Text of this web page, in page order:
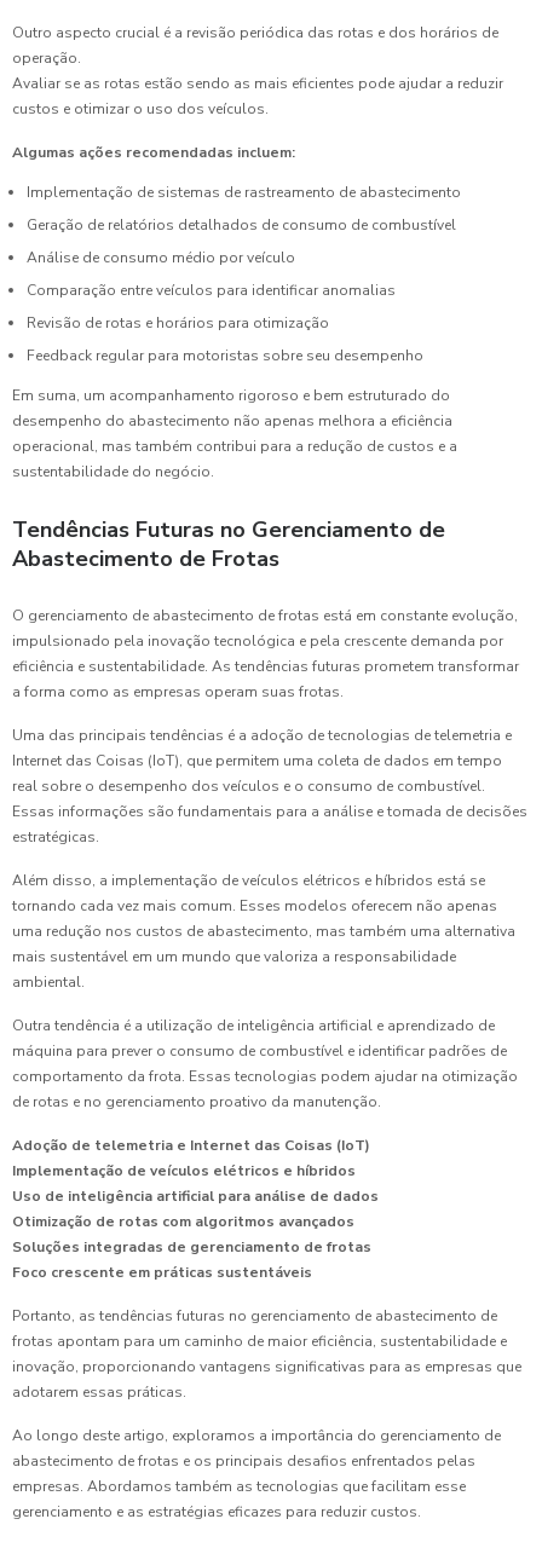
Outro aspecto crucial é a revisão periódica das rotas e dos horários de
operação.
Avaliar se as rotas estão sendo as mais eficientes pode ajudar a reduzir
custos e otimizar o uso dos veículos.
Algumas ações recomendadas incluem:
Implementação de sistemas de rastreamento de abastecimento
Geração de relatórios detalhados de consumo de combustível
Análise de consumo médio por veículo
Comparação entre veículos para identificar anomalias
Revisão de rotas e horários para otimização
Feedback regular para motoristas sobre seu desempenho
Em suma, um acompanhamento rigoroso e bem estruturado do
desempenho do abastecimento não apenas melhora a eficiência
operacional, mas também contribui para a redução de custos e a
sustentabilidade do negócio.
Tendências Futuras no Gerenciamento de
Abastecimento de Frotas
O gerenciamento de abastecimento de frotas está em constante evolução,
impulsionado pela inovação tecnológica e pela crescente demanda por
eficiência e sustentabilidade. As tendências futuras prometem transformar
a forma como as empresas operam suas frotas.
Uma das principais tendências é a adoção de tecnologias de telemetria e
Internet das Coisas (IoT), que permitem uma coleta de dados em tempo
real sobre o desempenho dos veículos e o consumo de combustível.
Essas informações são fundamentais para a análise e tomada de decisões
estratégicas.
Além disso, a implementação de veículos elétricos e híbridos está se
tornando cada vez mais comum. Esses modelos oferecem não apenas
uma redução nos custos de abastecimento, mas também uma alternativa
mais sustentável em um mundo que valoriza a responsabilidade
ambiental.
Outra tendência é a utilização de inteligência artificial e aprendizado de
máquina para prever o consumo de combustível e identificar padrões de
comportamento da frota. Essas tecnologias podem ajudar na otimização
de rotas e no gerenciamento proativo da manutenção.
Adoção de telemetria e Internet das Coisas (IoT)
Implementação de veículos elétricos e híbridos
Uso de inteligência artificial para análise de dados
Otimização de rotas com algoritmos avançados
Soluções integradas de gerenciamento de frotas
Foco crescente em práticas sustentáveis
Portanto, as tendências futuras no gerenciamento de abastecimento de
frotas apontam para um caminho de maior eficiência, sustentabilidade e
inovação, proporcionando vantagens significativas para as empresas que
adotarem essas práticas.
Ao longo deste artigo, exploramos a importância do gerenciamento de
abastecimento de frotas e os principais desafios enfrentados pelas
empresas. Abordamos também as tecnologias que facilitam esse
gerenciamento e as estratégias eficazes para reduzir custos.